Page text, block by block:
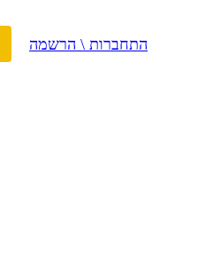
התחברות \ הרשמה